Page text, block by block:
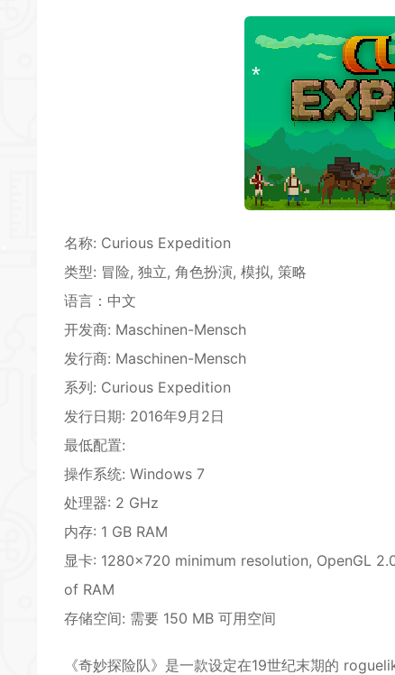
名称: Curious Expedition
类型: 冒险, 独立, 角色扮演, 模拟, 策略
语言：中文
开发商: Maschinen-Mensch
发行商: Maschinen-Mensch
系列: Curious Expedition
发行日期: 2016年9月2日
最低配置:
操作系统: Windows 7
处理器: 2 GHz
内存: 1 GB RAM
显卡: 1280×720 minimum resolution, OpenGL
of RAM
存储空间: 需要 150 MB 可用空间
《奇妙探险队》是一款设定在19世纪末期的
*
*